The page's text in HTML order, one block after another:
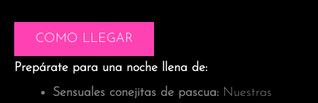
COMO LLEGAR
Prepárate para una noche llena de:
Sensuales conejitas de pascua: Nuestras